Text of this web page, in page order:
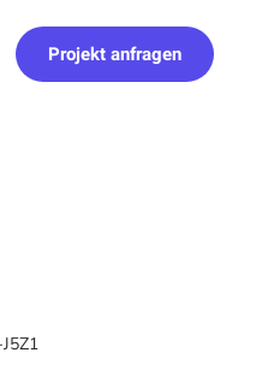
Projekt anfragen